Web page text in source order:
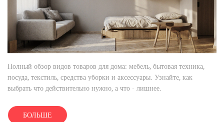
Полный обзор видов товаров для дома: мебель, бытовая техника,
посуда, текстиль, средства уборки и аксессуары. Узнайте, как
выбрать что действительно нужно, а что - лишнее.
БОЛЬШЕ